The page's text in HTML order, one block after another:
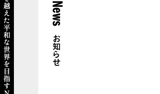
News
お知らせ